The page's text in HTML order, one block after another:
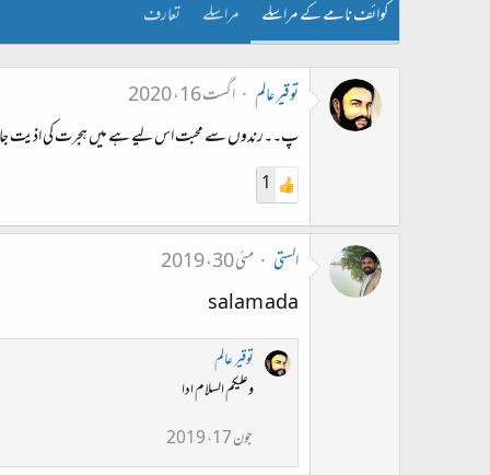
کوائف نامے کے مراسلے مراسلے تعارف
توقیر عالم
اگست 16، 2020
پ۔۔رندوں سے محبت اس لیے ہے میں ہجرت کی اذیت
1
الستی
مئی 30، 2019
salam ada
توقیر عالم
وعلیکم السلام ادا
جون 17، 2019